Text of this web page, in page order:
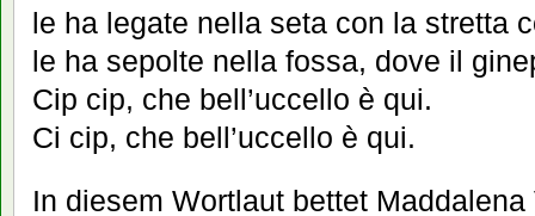
le ha legate nella seta con la stretta
le ha sepolte nella fossa, dove il
Cip cip, che bell’uccello è qui.
Ci cip, che bell’uccello è qui.
In diesem Wortlaut bettet Maddalena